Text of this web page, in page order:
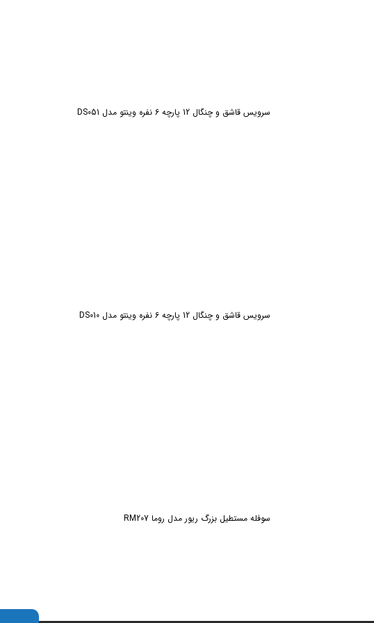
سرویس قاشق و چنگال 12 پارچه 6 نفره وینتو مدل DS051
سرویس قاشق و چنگال 12 پارچه 6 نفره وینتو مدل DS010
سوفله مستطیل بزرگ ریور مدل روما RM207